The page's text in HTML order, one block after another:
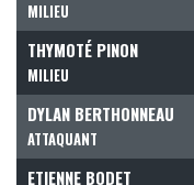
MILIEU
THYMOTÉ PINON
MILIEU
DYLAN BERTHONNEAU
ATTAQUANT
ETIENNE BODET